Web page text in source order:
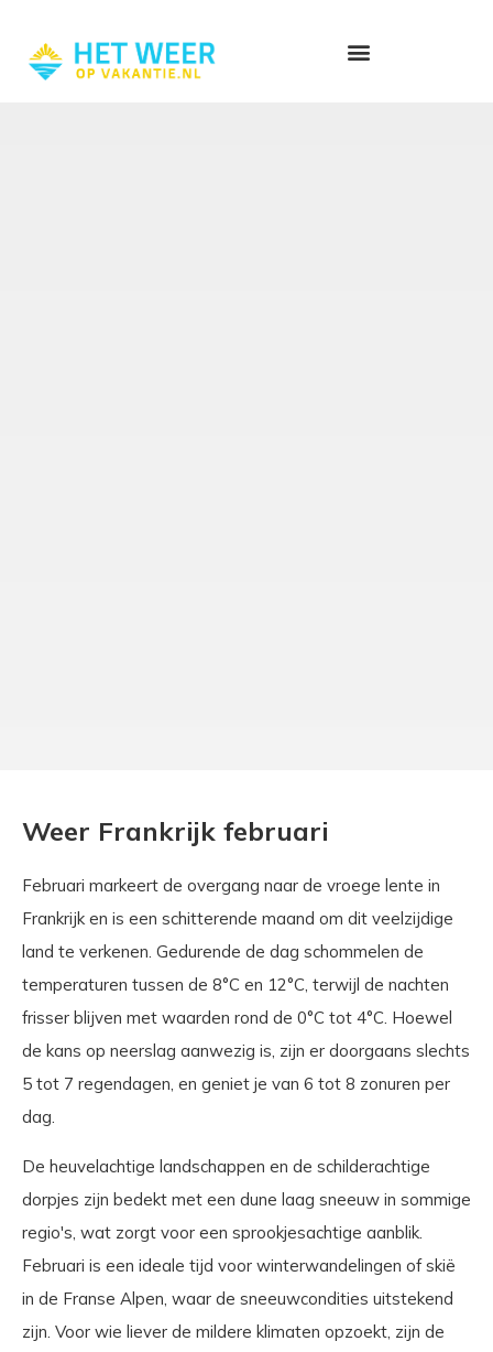
Weer Frankrijk februari
Februari markeert de overgang naar de vroege lente in
Frankrijk en is een schitterende maand om dit veelzijdige
land te verkenen. Gedurende de dag schommelen de
temperaturen tussen de 8°C en 12°C, terwijl de nachten
frisser blijven met waarden rond de 0°C tot 4°C. Hoewel
de kans op neerslag aanwezig is, zijn er doorgaans slechts
5 tot 7 regendagen, en geniet je van 6 tot 8 zonuren per
dag.
De heuvelachtige landschappen en de schilderachtige
dorpjes zijn bedekt met een dune laag sneeuw in sommige
regio's, wat zorgt voor een sprookjesachtige aanblik.
Februari is een ideale tijd voor winterwandelingen of skië
in de Franse Alpen, waar de sneeuwcondities uitstekend
zijn. Voor wie liever de mildere klimaten opzoekt, zijn de